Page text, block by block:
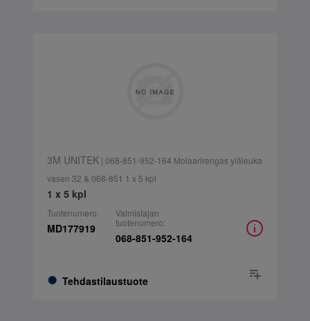
3M UNITEK| 068-851-952-164 Molaarirengas yläleuka
vasen 32 & 068-851 1 x 5 kpl
1 x 5 kpl
Tuotenumero:
MD177919
Tehdastilaustuote
Valmistajan
tuotenumero:
068-851-952-164